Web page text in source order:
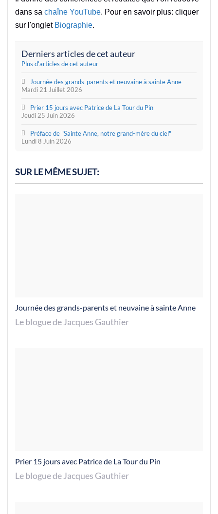
dans sa chaîne YouTube. Pour en savoir plus: cliquer
sur l'onglet Biographie.
Derniers articles de cet auteur
Plus d'articles de cet auteur
Mardi 21 Juillet 2026
Journée des grands-parents et neuvaine à sainte Anne
Jeudi 25 Juin 2026
Prier 15 jours avec Patrice de La Tour du Pin
Lundi 8 Juin 2026
Préface de "Sainte Anne, notre grand-mère du ciel"
SUR LE MÊME SUJET:
Journée des grands-parents et neuvaine à sainte Anne
Le blogue de Jacques Gauthier
Prier 15 jours avec Patrice de La Tour du Pin
Le blogue de Jacques Gauthier